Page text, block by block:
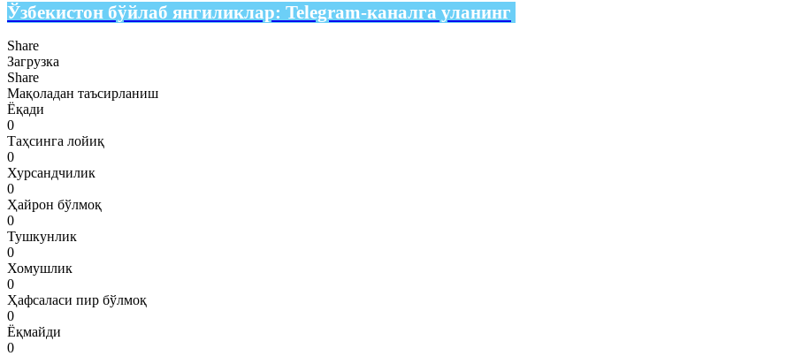
Ўзбекистон бўйлаб янгиликлар: Telegram-каналга уланинг
Share
Загрузка
Share
Мақоладан таъсирланиш
Ёқади
0
Таҳсинга лойиқ
0
Хурсандчилик
0
Ҳайрон бўлмоқ
0
Тушкунлик
0
Хомушлик
0
Ҳафсаласи пир бўлмоқ
0
Ёқмайди
0